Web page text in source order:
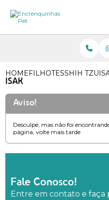
HOMEFILHOTESSHIH TZU
ISAK
Aviso!
Desculpe, mas não foi
página, volte mais tarde
Fale Conosco!
Entre em contato e faça